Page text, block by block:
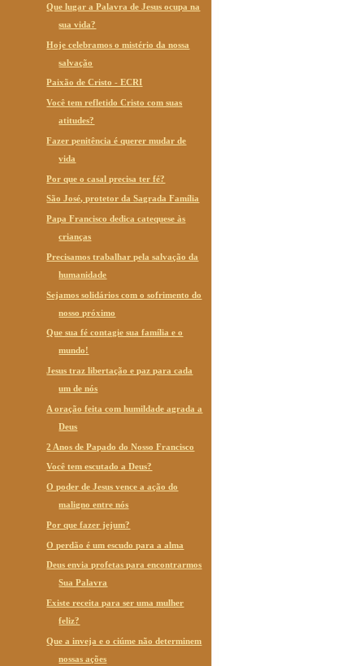
Que lugar a Palavra de Jesus ocupa na
sua vida?
Hoje celebramos o mistério da nossa
salvação
Paixão de Cristo - ECRI
Você tem refletido Cristo com suas
atitudes?
Fazer penitência é querer mudar de
vida
Por que o casal precisa ter fé?
São José, protetor da Sagrada Família
Papa Francisco dedica catequese às
crianças
Precisamos trabalhar pela salvação da
humanidade
Sejamos solidários com o sofrimento do
nosso próximo
Que sua fé contagie sua família e o
mundo!
Jesus traz libertação e paz para cada
um de nós
A oração feita com humildade agrada a
Deus
2 Anos de Papado do Nosso Francisco
Você tem escutado a Deus?
O poder de Jesus vence a ação do
maligno entre nós
Por que fazer jejum?
O perdão é um escudo para a alma
Deus envia profetas para encontrarmos
Sua Palavra
Existe receita para ser uma mulher
feliz?
Que a inveja e o ciúme não determinem
nossas ações